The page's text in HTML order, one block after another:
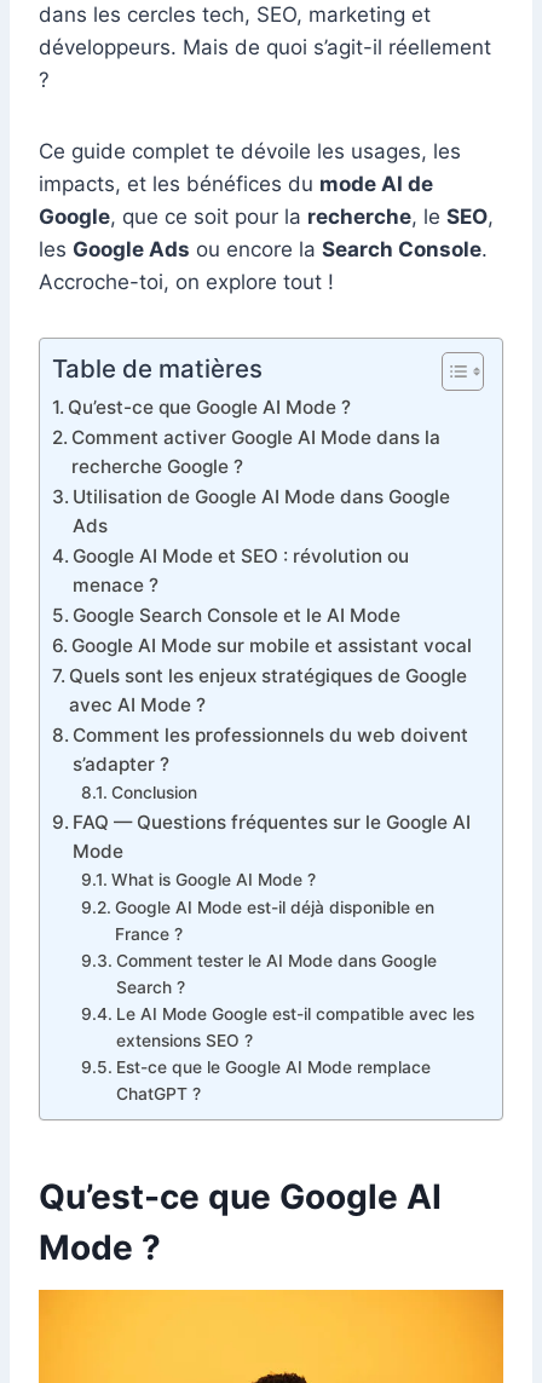
dans les cercles tech, SEO, marketing et
développeurs. Mais de quoi s’agit-il réellement
?
Ce guide complet te dévoile les usages, les
impacts, et les bénéfices du mode AI de
Google, que ce soit pour la recherche, le SEO,
les Google Ads ou encore la Search Console.
Accroche-toi, on explore tout !
Table de matières
Qu’est-ce que Google AI Mode ?
Comment activer Google AI Mode dans la
recherche Google ?
Utilisation de Google AI Mode dans Google
Ads
Google AI Mode et SEO : révolution ou
menace ?
Google Search Console et le AI Mode
Google AI Mode sur mobile et assistant vocal
Quels sont les enjeux stratégiques de Google
avec AI Mode ?
Comment les professionnels du web doivent
s’adapter ?
Conclusion
FAQ — Questions fréquentes sur le Google AI
Mode
What is Google AI Mode ?
Google AI Mode est-il déjà disponible en
France ?
Comment tester le AI Mode dans Google
Search ?
Le AI Mode Google est-il compatible avec les
extensions SEO ?
Est-ce que le Google AI Mode remplace
ChatGPT ?
Qu’est-ce que Google AI
Mode ?